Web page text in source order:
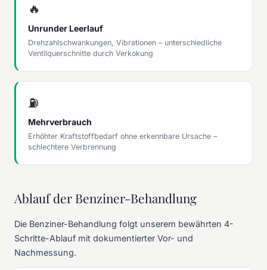
🔥
Unrunder Leerlauf
Drehzahlschwankungen, Vibrationen – unterschiedliche
Ventilquerschnitte durch Verkokung
⛽
Mehrverbrauch
Erhöhter Kraftstoffbedarf ohne erkennbare Ursache –
schlechtere Verbrennung
Ablauf der Benziner-Behandlung
Die Benziner-Behandlung folgt unserem bewährten 4-
Schritte-Ablauf mit dokumentierter Vor- und
Nachmessung.